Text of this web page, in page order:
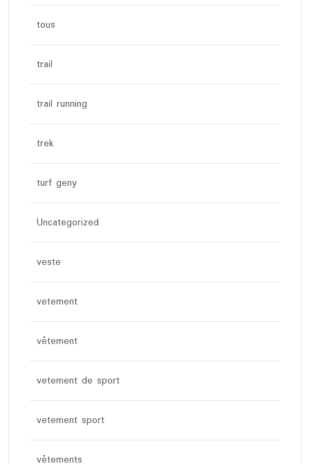
tous
trail
trail running
trek
turf geny
Uncategorized
veste
vetement
vêtement
vetement de sport
vetement sport
vêtements